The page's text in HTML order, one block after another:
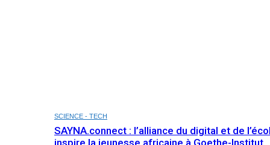
SCIENCE - TECH
SAYNA.connect : l’alliance du digital et de
inspire la jeunesse africaine à Goethe-Institut